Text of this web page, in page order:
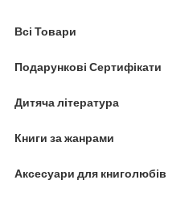
Всі Товари
Подарункові Сертифікати
Дитяча література
Книги за жанрами
Аксесуари для книголюбів